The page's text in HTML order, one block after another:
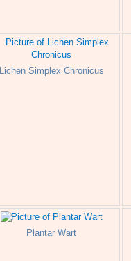
Lichen Simplex Chronicus
Plantar Wart